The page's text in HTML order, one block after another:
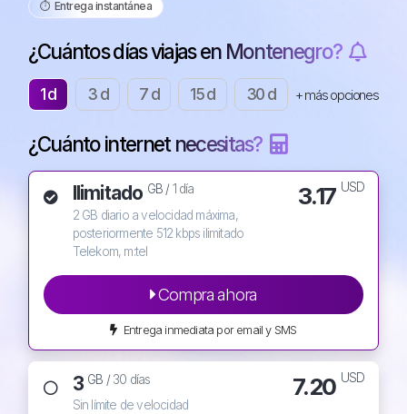
⏱️️ Entrega instantánea
¿Cuántos días viajas en Montenegro?
1 d 3 d 7 d 15 d 30 d + más opciones
¿Cuánto internet necesitas?
Ilimitado GB /1 día
2 GB diario a velocidad máxima,
posteriormente 512 kbps ilimitado
Telekom, m:tel
3.17 USD
Compra ahora
Entrega inmediata por email y SMS
3 GB /30 días
Sin límite de velocidad
7.20 USD